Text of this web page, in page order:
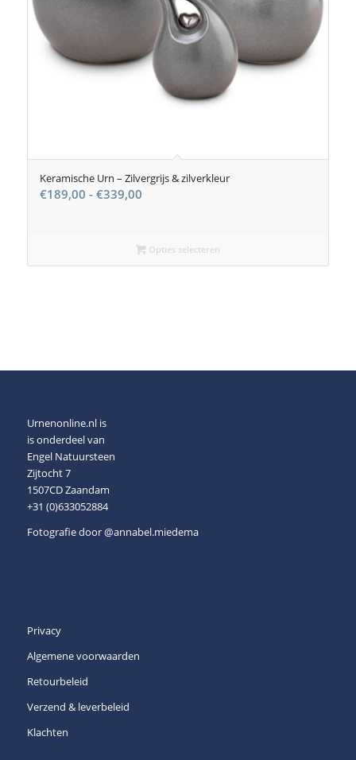
Keramische Urn – Zilvergrijs & zilverkleur
€189,00 - €339,00Prijsklasse:
€339,00
Opties selecteren
Urnenonline.nl is
is onderdeel van
Engel Natuursteen
Zijtocht 7
1507CD Zaandam
+31 (0)633052884
Fotografie door@annabel.miedema
Privacy
Algemene voorwaarden
Retourbeleid
Verzend & leverbeleid
Klachten